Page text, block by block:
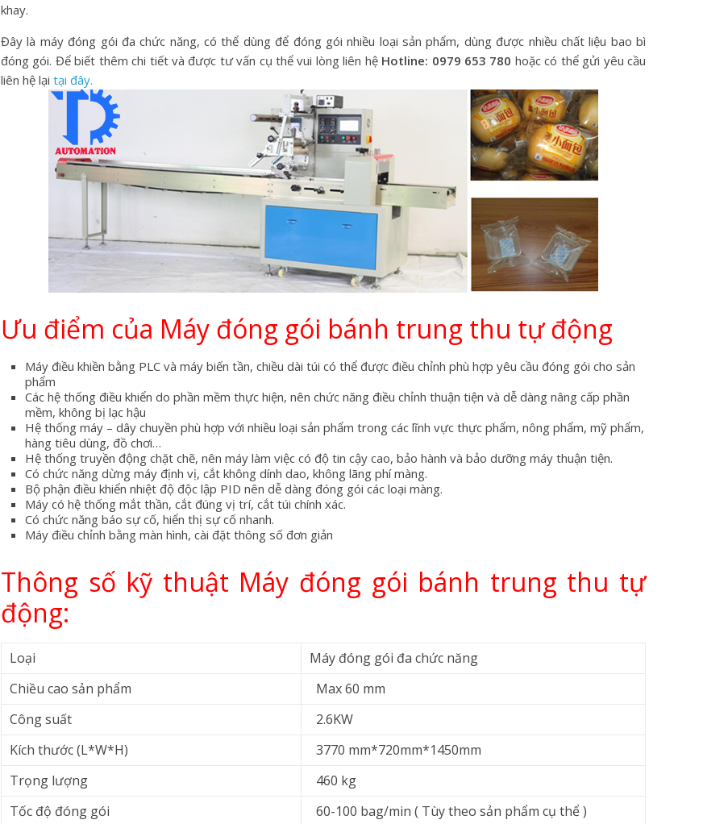
khay.
Đây là máy đóng gói đa chức năng, có thể dùng để đóng gói nhiều loại sản phẩm, dùng được nhiều chất liệu bao bì
đóng gói. Để biết thêm chi tiết và được tư vấn cụ thể vui lòng liên hệ Hotline: 0979 653 780 hoặc có thể gửi yêu cầu
liên hệ lại tại đây.
Ưu điểm của Máy đóng gói bánh trung thu tự động
Máy điều khiền bằng PLC và máy biến tần, chiều dài túi có thể được điều chỉnh phù hợp yêu cầu đóng gói cho sản
phẩm
Các hệ thống điều khiển do phần mềm thực hiện, nên chức năng điều chỉnh thuận tiện và dễ dàng nâng cấp phần
mềm, không bị lạc hậu
Hệ thống máy – dây chuyền phù hợp với nhiều loại sản phẩm trong các lĩnh vực thực phẩm, nông phẩm, mỹ phẩm,
hàng tiêu dùng, đồ chơi…
Hệ thống truyền động chặt chẽ, nên máy làm việc có độ tin cậy cao, bảo hành và bảo dưỡng máy thuận tiện.
Có chức năng dừng máy định vị, cắt không dính dao, không lãng phí màng.
Bộ phận điều khiển nhiệt độ độc lập PID nên dễ dàng đóng gói các loại màng.
Máy có hệ thống mắt thần, cắt đúng vị trí, cắt túi chính xác.
Có chức năng báo sự cố, hiển thị sự cố nhanh.
Máy điều chỉnh bằng màn hình, cài đặt thông số đơn giản
Thông số kỹ thuật Máy đóng gói bánh trung thu tự
động:
Loại
Máy đóng gói đa chức năng
Chiều cao sản phẩm
Max 60 mm
Công suất
2.6KW
Kích thước (L*W*H)
3770 mm*720mm*1450mm
Trọng lượng
460 kg
Tốc độ đóng gói
60-100 bag/min ( Tùy theo sản phẩm cụ thể )